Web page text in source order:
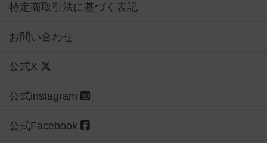
特定商取引法に基づく表記
お問い合わせ
公式X
公式instagram
公式Facebook